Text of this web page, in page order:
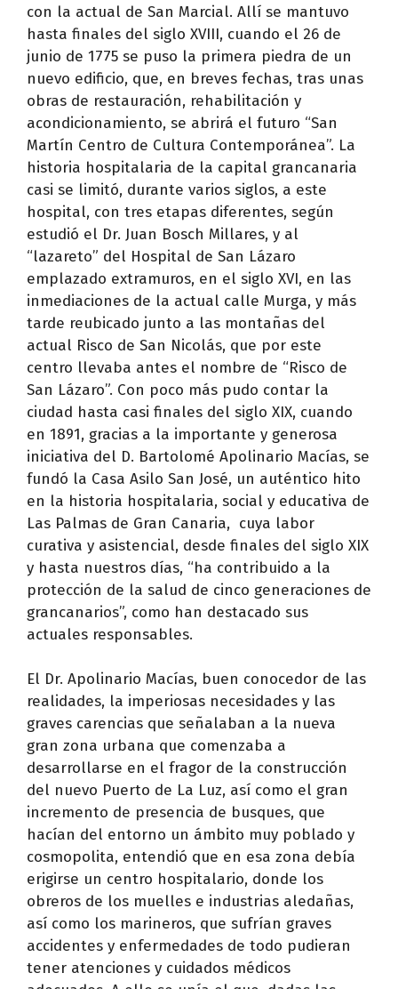
con la actual de San Marcial. Allí se mantuvo
hasta finales del siglo XVIII, cuando el 26 de
junio de 1775 se puso la primera piedra de un
nuevo edificio, que, en breves fechas, tras unas
obras de restauración, rehabilitación y
acondicionamiento, se abrirá el futuro “San
Martín Centro de Cultura Contemporánea”. La
historia hospitalaria de la capital grancanaria
casi se limitó, durante varios siglos, a este
hospital, con tres etapas diferentes, según
estudió el Dr. Juan Bosch Millares, y al
“lazareto” del Hospital de San Lázaro
emplazado extramuros, en el siglo XVI, en las
inmediaciones de la actual calle Murga, y más
tarde reubicado junto a las montañas del
actual Risco de San Nicolás, que por este
centro llevaba antes el nombre de “Risco de
San Lázaro”. Con poco más pudo contar la
ciudad hasta casi finales del siglo XIX, cuando
en 1891, gracias a la importante y generosa
iniciativa del D. Bartolomé Apolinario Macías, se
fundó la Casa Asilo San José, un auténtico hito
en la historia hospitalaria, social y educativa de
Las Palmas de Gran Canaria, cuya labor
curativa y asistencial, desde finales del siglo XIX
y hasta nuestros días, “ha contribuido a la
protección de la salud de cinco generaciones de
grancanarios”, como han destacado sus
actuales responsables.
El Dr. Apolinario Macías, buen conocedor de las
realidades, la imperiosas necesidades y las
graves carencias que señalaban a la nueva
gran zona urbana que comenzaba a
desarrollarse en el fragor de la construcción
del nuevo Puerto de La Luz, así como el gran
incremento de presencia de busques, que
hacían del entorno un ámbito muy poblado y
cosmopolita, entendió que en esa zona debía
erigirse un centro hospitalario, donde los
obreros de los muelles e industrias aledañas,
así como los marineros, que sufrían graves
accidentes y enfermedades de todo pudieran
tener atenciones y cuidados médicos